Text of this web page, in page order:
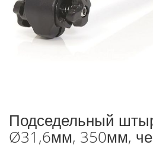
Перейти
до
початку
Подседельный
Ø31,6мм, 350мм,